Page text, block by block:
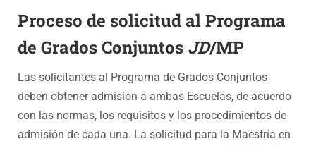
Proceso de solicitud al Programa
de Grados Conjuntos JD/MP
Las solicitantes al Programa de Grados Conjuntos
deben obtener admisión a ambas Escuelas, de acuerdo
con las normas, los requisitos y los procedimientos de
admisión de cada una. La solicitud para la Maestría en